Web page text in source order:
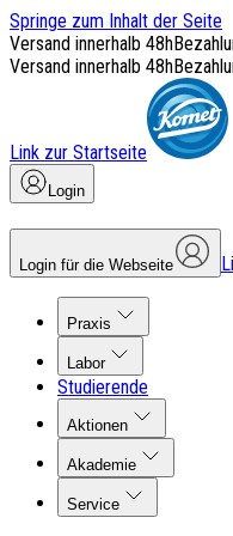
Springe zum Inhalt der Seite
Versand innerhalb 48h
Versand innerhalb 48h
Link zur Startseite
Login
Login für die Webseite
Praxis
Labor
Studierende
Aktionen
Akademie
Service